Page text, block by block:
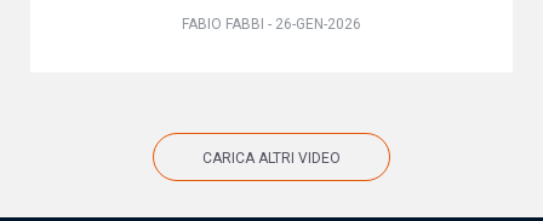
FABIO FABBI - 26-GEN-2026
CARICA ALTRI VIDEO